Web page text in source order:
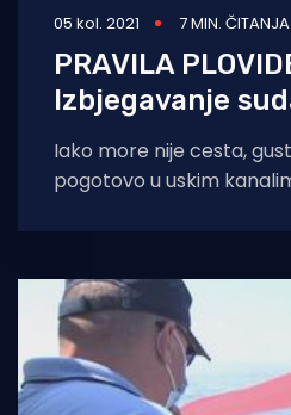
05 kol. 2021 7 MIN. ČITANJA
PRAVILA
Izbjegavanje
Iako more nije cesta,
pogotovo u uskim